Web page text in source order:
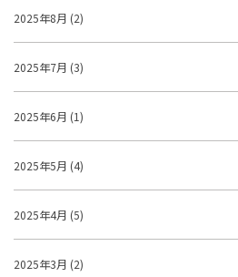
2025年8月 (2)
2025年7月 (3)
2025年6月 (1)
2025年5月 (4)
2025年4月 (5)
2025年3月 (2)